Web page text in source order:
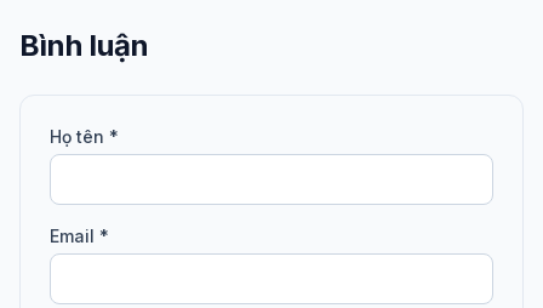
Bình luận
Họ tên *
Email *